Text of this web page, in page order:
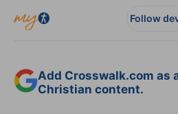
Follow
Add Crosswalk.com as
Christian content.